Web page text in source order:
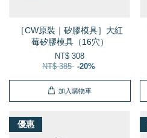
［CW原裝｜矽膠模具］大紅
莓矽膠模具（16穴）
NT$ 308
NT$ 385 -20%
加入購物車
優惠